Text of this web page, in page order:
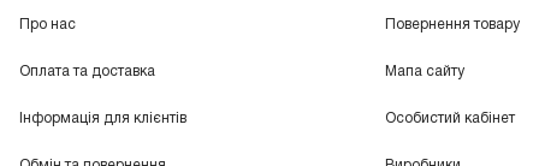
Про нас
Оплата та доставка
Інформація для клієнтів
Повернення товару
Мапа сайту
Особистий кабінет